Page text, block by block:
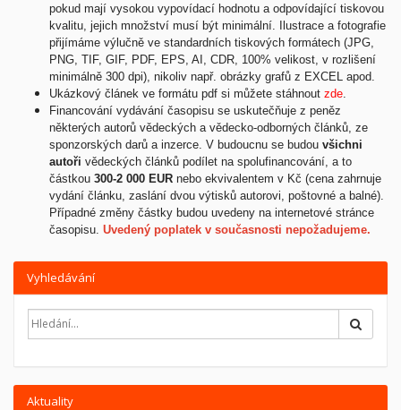
pokud mají vysokou vypovídací hodnotu a odpovídající tiskovou
kvalitu, jejich množství musí být minimální. Ilustrace a fotografie
přijímáme výlučně ve standardních tiskových formátech (JPG,
PNG, TIF, GIF, PDF, EPS, AI, CDR, 100% velikost, v rozlišení
minimálně 300 dpi), nikoliv např. obrázky grafů z EXCEL apod.
Ukázkový článek ve formátu pdf si můžete stáhnout zde
Financování vydávání časopisu se uskutečňuje z peněz
některých autorů vědeckých a vědecko-odborných článků, ze
sponzorských darů a inzerce. V budoucnu se budou všichni
autoři vědeckých článků podílet na spolufinancování, a to
částkou 300-2 000 EUR nebo ekvivalentem v Kč (cena zahrnuje
vydání článku, zaslání dvou výtisků autorovi, poštovné a balné).
Případné změny částky budou uvedeny na internetové stránce
časopisu. Uvedený poplatek v současnosti nepožadujeme.
Vyhledávání
Aktuality